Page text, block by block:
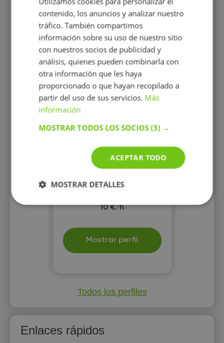
Maria Jose Cantero
Profesora con amplia
experiencia en clases de
apoyo para primaria y ESO
10 €/h
Mostrar perfil
Todos los perfiles
Enlaces rápidos
contenido, los anuncios y analizar nuestro
tráfico. También compartimos
información sobre su uso de nuestro sitio
con nuestros socios de publicidad y
análisis, quienes pueden combinarla con
otra información que les haya
proporcionado o que hayan recopilado a
partir del uso de sus servicios. Más
información
MOSTRAR TODOS LOS SOCIOS(3) →
ACEPTAR TODO
MOSTRAR DETALLES